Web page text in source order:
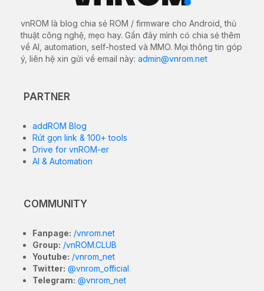
vnROM là blog chia sẻ ROM / firmware cho Android, thủ
thuật công nghệ, mẹo hay. Gần đây mình có chia sẻ thêm
về AI, automation, self-hosted và MMO. Mọi thông tin góp
ý, liên hệ xin gửi về email này: admin@vnrom.net
PARTNER
addROM Blog
Rút gọn link & 100+ tools
Drive for vnROM-er
AI & Automation
COMMUNITY
Fanpage: /vnrom.net
Group: /vnROM.CLUB
Youtube: /vnrom_net
Twitter: @vnrom_official
Telegram: @vnrom_net